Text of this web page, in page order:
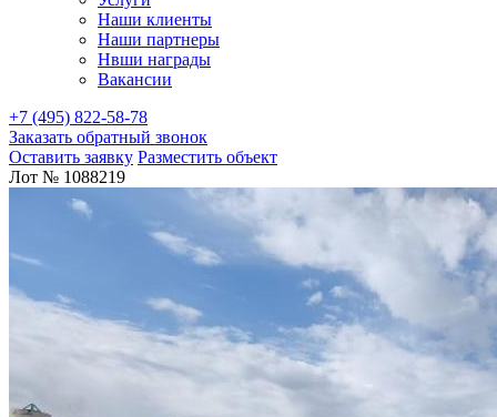
Наши клиенты
Наши партнеры
Нвши награды
Вакансии
+7 (495) 822-58-78
Заказать обратный звонок
Оставить заявку Разместить объект
Лот № 1088219